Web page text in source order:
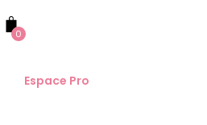
0
Espace Pro